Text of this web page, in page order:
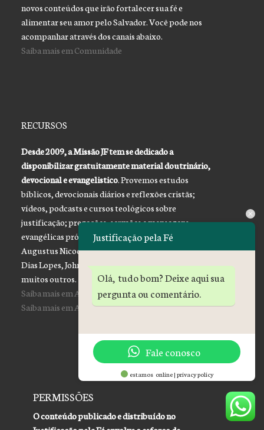
novos conteúdos que irão fortalecer sua fé e
alimentar seu amor pelo Salvador. Você pode nos
acompanhar através dos canais abaixo.
Saiba mais em Comunidade
RECURSOS
Desde 2009, a Missão JF tem se dedicado a
disponibilizar gratuitamente material doutrinário,
devocional e evangelistico. Provemos estudos
bíblicos, devocionais diários e reflexões cristãs;
vídeos, podcasts e cursos teológicos sobre
justificação; pregações, sermões e mensagens
evangélicas próprios e de outros pregadores como
Augustus Nicodemus, Franklin Ferreira, Hernandes
Dias Lopes, John Piper, Paul Washer, R. C. Sproul e
muitos outros.
Saiba mais em Assuntos
Saiba mais em Autores
PERMISSÕES
O conteúdo publicado e distribuído no
Justificação pela Fé
Olá, tudo bom? Deixe aqui sua
pergunta ou comentário.
Fale conosco
estamos online | privacy policy